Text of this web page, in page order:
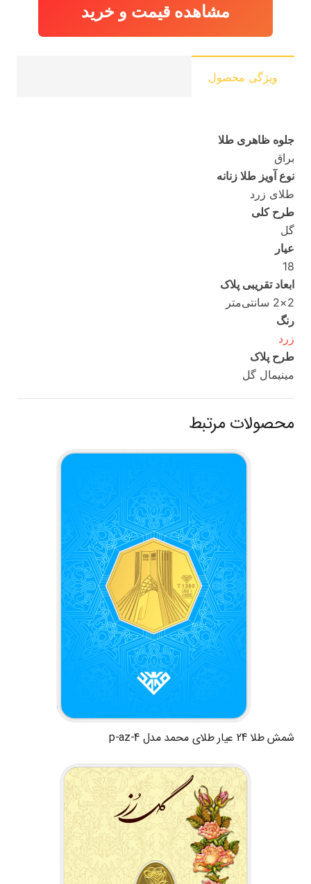
مشاهده قیمت و خرید
ویژگی محصول
جلوه ظاهری طلا
براق
نوع آویز طلا زنانه
طلای زرد
طرح کلی
گل
عیار
18
ابعاد تقریبی پلاک
2×2 سانتی‌متر
رنگ
زرد
طرح پلاک
مینیمال گل
محصولات مرتبط
شمش طلا 24 عیار طلای محمد مدل p-az-4